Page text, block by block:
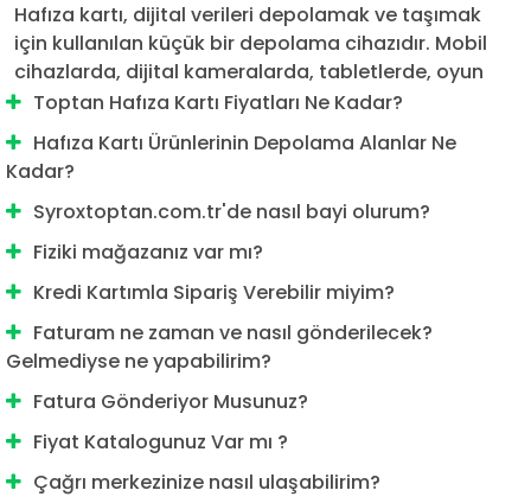
Hafıza kartı, dijital verileri depolamak ve taşımak
için kullanılan küçük bir depolama cihazıdır. Mobil
cihazlarda, dijital kameralarda, tabletlerde, oyun
konsollarında ve diğer elektronik cihazlarda yaygın
olarak kullanılır. Hafıza kartları, bilgisayarlarla veri
alışverişi yapabilen ve taşınabilir bir şekilde bilgileri
aktarabilen bir arayüzle donatılmıştır.
Hafıza kartlarının birçok farklı türü vardır, en yaygın
olanları SD kartlar (Secure Digital), Micro SD kartlar,
CompactFlash kartlar ve Memory Stick kartlardır.
Her bir kart türü farklı boyutlarda ve kapasitelerde
gelir.
Hafıza kartlarının birçok işlevi vardır. En temel
olarak, fotoğraf, video, müzik, belge ve diğer dijital
verileri depolayabilirler. Hafıza kartları ayrıca,
sayesinde, bilgisayarlarla, dijital kameralarla, akıllı
Toptan Hafıza Kartı Fiyatları Ne Kadar?
Hafıza Kartı Ürünlerinin Depolama Alanlar Ne
Kadar?
Syroxtoptan.com.tr'de nasıl bayi olurum?
Fiziki mağazanız var mı?
Kredi Kartımla Sipariş Verebilir miyim?
Faturam ne zaman ve nasıl gönderilecek?
Gelmediyse ne yapabilirim?
Fatura Gönderiyor Musunuz?
Fiyat Katalogunuz Var mı ?
Çağrı merkezinize nasıl ulaşabilirim?